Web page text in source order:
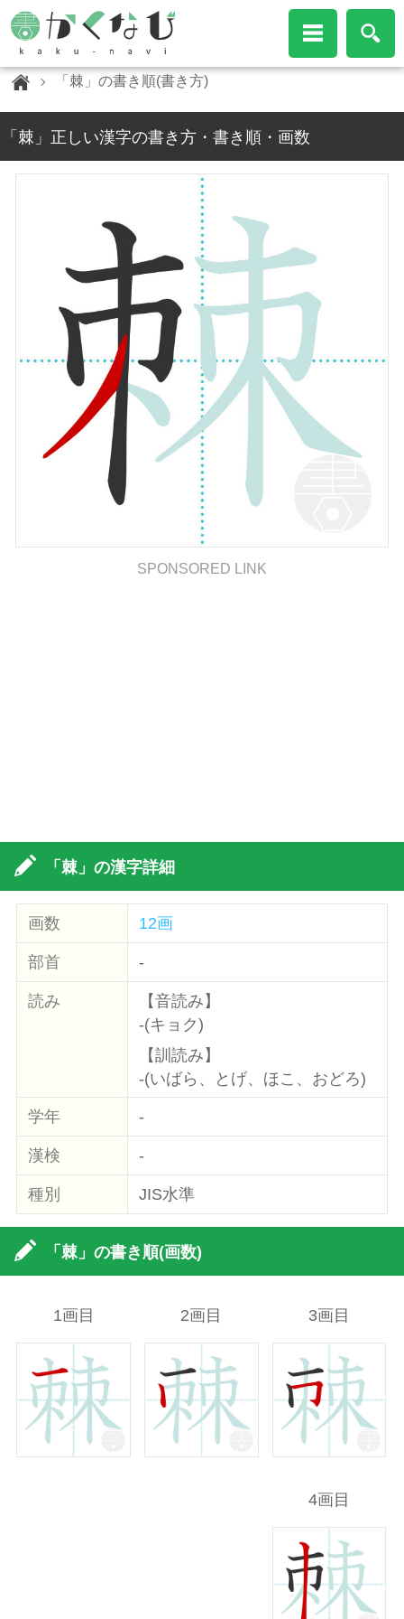
「棘」の書き順(書き方)
「棘」正しい漢字の書き方・書き順・画数
SPONSORED LINK
「棘」の漢字詳細
画数 12画
部首 -
読み
【音読み】
-(キョク)
【訓読み】
-(いばら、とげ、ほこ、おどろ)
学年 -
漢検 -
種別 JIS水準
「棘」の書き順(画数)
1画目 2画目 3画目
4画目